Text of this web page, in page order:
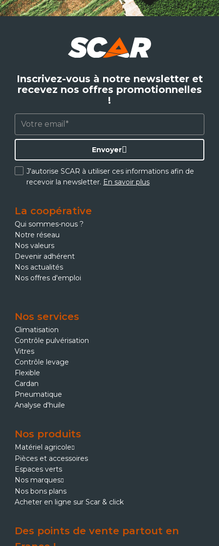
Inscrivez-vous à notre newsletter et
recevez nos offres promotionnelles
!
J'autorise SCAR à utiliser ces informations afin de
recevoir la newsletter. En savoir plus
Envoyer
La coopérative
Qui sommes-nous ?
Notre réseau
Nos valeurs
Devenir adhérent
Nos actualités
Nos offres d'emploi
Nos services
Climatisation
Contrôle pulvérisation
Vitres
Contrôle levage
Flexible
Cardan
Pneumatique
Analyse d'huile
Nos produits
Matériel agricole
Pièces et accessoires
Espaces verts
Nos marques
Nos bons plans
Acheter en ligne sur Scar & click
Des points de vente partout en